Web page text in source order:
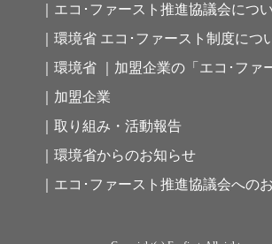
｜エコ･ファースト推進協議会につ
｜環境省 エコ･ファースト制度につ
｜環境省 ｜加盟企業の「エコ･ファ
｜加盟企業
｜取り組み・活動報告
｜環境省からのお知らせ
｜エコ･ファースト推進協議会への